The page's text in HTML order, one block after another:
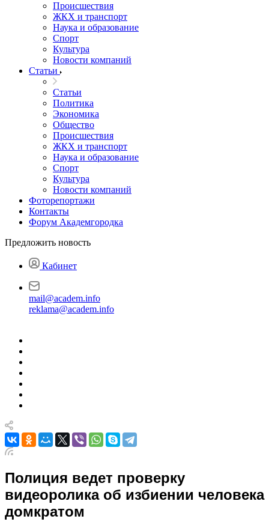
Происшествия
ЖКХ и транспорт
Наука и образование
Спорт
Культура
Новости компаний
Статьи
Статьи
Политика
Экономика
Общество
Происшествия
ЖКХ и транспорт
Наука и образование
Спорт
Культура
Новости компаний
Фоторепортажи
Контакты
Форум Академгородка
Предложить новость
Кабинет
mail@academ.info
reklama@academ.info
Полиция ведет проверку
видеоролика об избиении человека
домкратом